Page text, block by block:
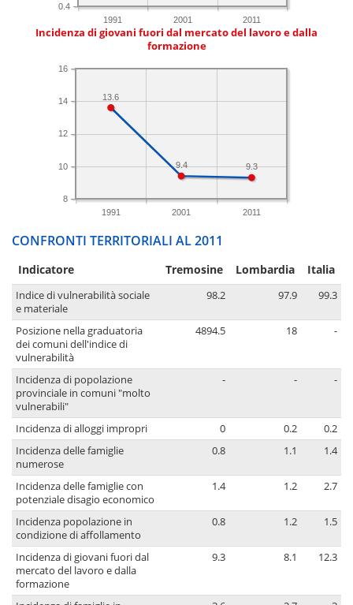
1991 2001 2011
0.4
Incidenza di giovani fuori dal mercato del lavoro e dalla
formazione
1991 2001 2011
8
10
12
14
16
9.3
9.4
13.6
CONFRONTI TERRITORIALI AL 2011
Indicatore Tremosine Lombardia Italia
Indice di vulnerabilità sociale
e materiale
98.2 97.9 99.3
Posizione nella graduatoria
dei comuni dell'indice di
vulnerabilità
4894.5 18 -
Incidenza di popolazione
provinciale in comuni "molto
vulnerabili"
- - -
Incidenza di alloggi impropri 0 0.2
0.2
Incidenza delle famiglie
numerose
0.8 1.1 1.4
Incidenza delle famiglie con
potenziale disagio economico
1.4 1.2 2.7
Incidenza popolazione in
condizione di affollamento
0.8 1.2 1.5
Incidenza di giovani fuori dal
mercato del lavoro e dalla
formazione
9.3 8.1 12.3